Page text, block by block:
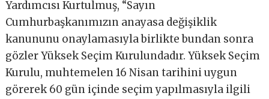
Yardımcısı Kurtulmuş, “Sayın
Cumhurbaşkanımızın anayasa değişiklik
kanununu onaylamasıyla birlikte bundan sonra
gözler Yüksek Seçim Kurulundadır. Yüksek Seçim
Kurulu, muhtemelen 16 Nisan tarihini uygun
görerek 60 gün içinde seçim yapılmasıyla ilgili